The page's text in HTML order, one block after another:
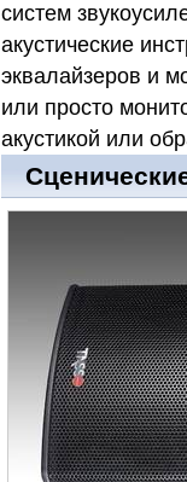
систем
акустические
эквалайзеров и
или просто
акустикой или